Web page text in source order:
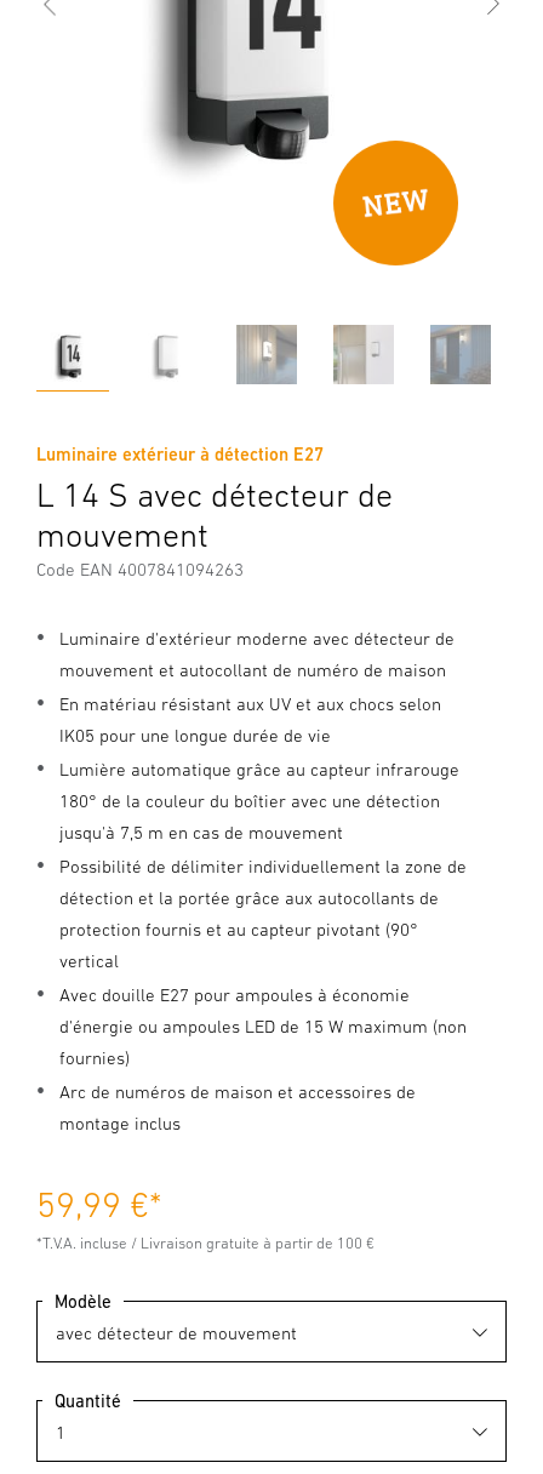
Luminaire extérieur à détection E27
L 14 S avec détecteur de
mouvement
Code EAN 4007841094263
Luminaire d'extérieur moderne avec détecteur de
mouvement et autocollant de numéro de maison
En matériau résistant aux UV et aux chocs selon
IK05 pour une longue durée de vie
Lumière automatique grâce au capteur infrarouge
180° de la couleur du boîtier avec une détection
jusqu'à 7,5 m en cas de mouvement
Possibilité de délimiter individuellement la zone de
détection et la portée grâce aux autocollants de
protection fournis et au capteur pivotant (90°
vertical
Avec douille E27 pour ampoules à économie
d'énergie ou ampoules LED de 15 W maximum (non
fournies)
Arc de numéros de maison et accessoires de
montage inclus
59,99 €*
*T.V.A. incluse / Livraison gratuite à partir de 100 €
Modèle
Quantité